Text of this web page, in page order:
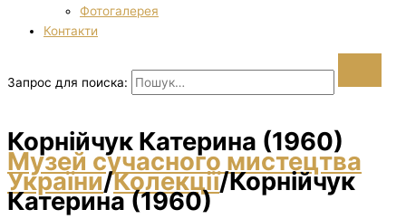
Фотогалерея
Контакти
Запрос для поиска:
Корнійчук Катерина (1960)
Музей сучасного мистецтва
України/Колекції/Корнійчук
Катерина (1960)